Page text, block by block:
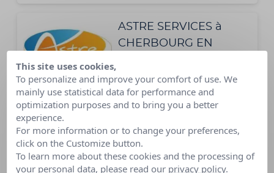
ASTRE SERVICES à
CHERBOURG EN
This site uses cookies,
To personalize and improve your comfort of use. We
mainly use statistical data for performance and
optimization purposes and to bring you a better
experience.
For more information or to change your preferences,
click on the Customize button.
To learn more about these cookies and the processing of
your personal data, please read our privacy policy.